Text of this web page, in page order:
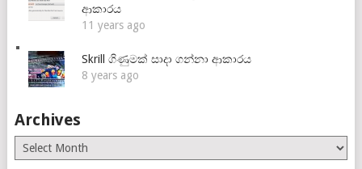
ආකාරය
11 years ago
Skrill ගිණුමක් සාදා ගන්නා ආකාරය
8 years ago
Archives
Archives